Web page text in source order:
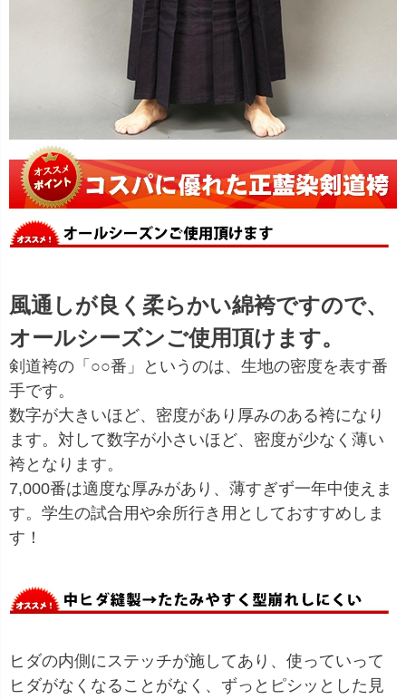
風通しが良く柔らかい綿袴ですので、
オールシーズンご使用頂けます。
剣道袴の「○○番」というのは、生地の密度を表す番
手です。
数字が大きいほど、密度があり厚みのある袴になり
ます。対して数字が小さいほど、密度が少なく薄い
袴となります。
7,000番は適度な厚みがあり、薄すぎず一年中使えま
す。学生の試合用や余所行き用としておすすめしま
す！
ヒダの内側にステッチが施してあり、使っていって
ヒダがなくなることがなく、ずっとピシッとした見